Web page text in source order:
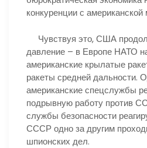
конкуренции с
Чувствуя это, США
давление – в Европе НАТО
американские крылатые
ракеты средней дальности.
американские спецслужбы
подрывную работу против
службы безопасности
СССР одно за другим
шпионских дел.